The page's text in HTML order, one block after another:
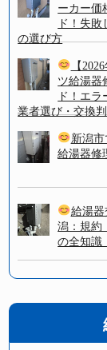
ーカー価
ド！失
の選び方
【
ツ給湯器
ド！エラ
業者選び・交換
新潟
給湯器修
給湯
潟：規約
の全知識